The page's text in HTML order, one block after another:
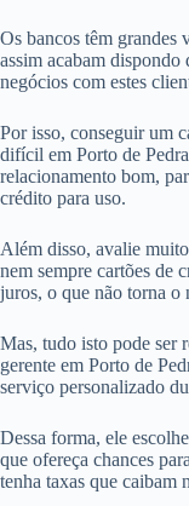
Os bancos têm grandes
assim acabam
negócios com estes
Por isso, conseguir um
difícil em Porto de
relacionamento bom,
crédito para uso.
Além disso, avalie
nem sempre cartões de
juros, o que não torna o
Mas, tudo isto pode ser
gerente em Porto de
serviço personalizado
Dessa forma, ele
que ofereça chances
tenha taxas que caibam